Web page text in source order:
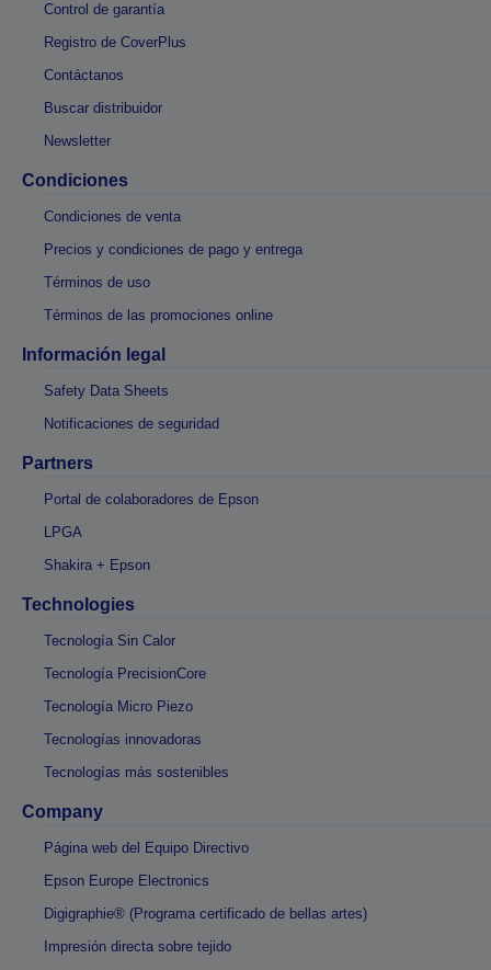
Control de garantía
Registro de CoverPlus
Contáctanos
Buscar distribuidor
Newsletter
Condiciones
Condiciones de venta
Precios y condiciones de pago y entrega
Términos de uso
Términos de las promociones online
Información legal
Safety Data Sheets
Notificaciones de seguridad
Partners
Portal de colaboradores de Epson
LPGA
Shakira + Epson
Technologies
Tecnología Sin Calor
Tecnología PrecisionCore
Tecnología Micro Piezo
Tecnologías innovadoras
Tecnologías más sostenibles
Company
Página web del Equipo Directivo
Epson Europe Electronics
Digigraphie® (Programa certificado de bellas artes)
Impresión directa sobre tejido